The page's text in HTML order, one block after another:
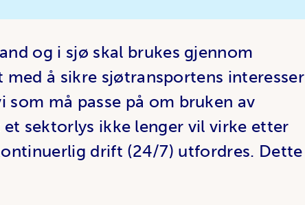
og i sjø skal brukes gjennom
å sikre sjøtransportens interesser
må passe på om bruken av
sektorlys ikke lenger vil virke etter
drift (24/7) utfordres. Dette